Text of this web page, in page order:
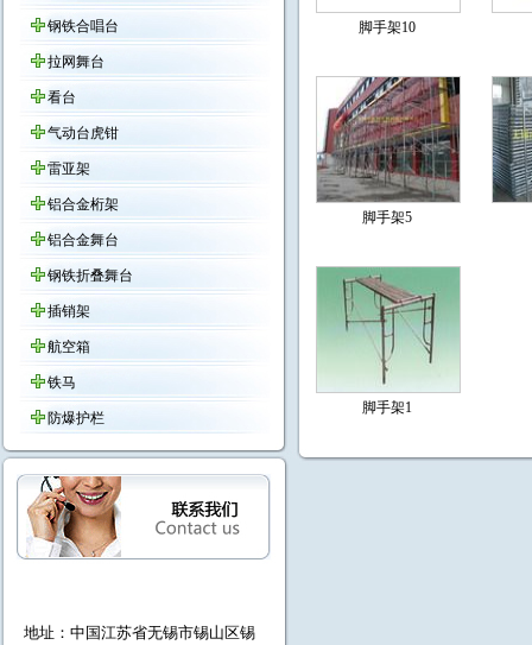
钢铁合唱台
拉网舞台
看台
气动台虎钳
雷亚架
铝合金桁架
铝合金舞台
钢铁折叠舞台
插销架
航空箱
铁马
防爆护栏
地址：中国江苏省无锡市锡山区锡
脚手架10
脚手架5
脚手架1